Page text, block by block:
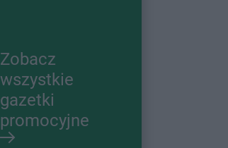
Zobacz
wszystkie
gazetki
promocyjne